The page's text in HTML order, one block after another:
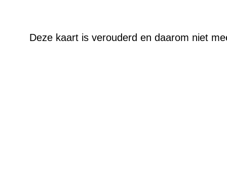
Deze kaart is verouderd en daarom niet